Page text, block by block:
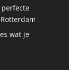
perfecte
wat je